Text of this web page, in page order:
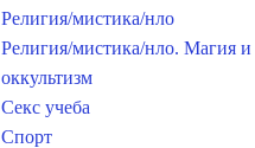
Религия/мистика/нло
Религия/мистика/нло. Магия и
оккультизм
Секс учеба
Спорт